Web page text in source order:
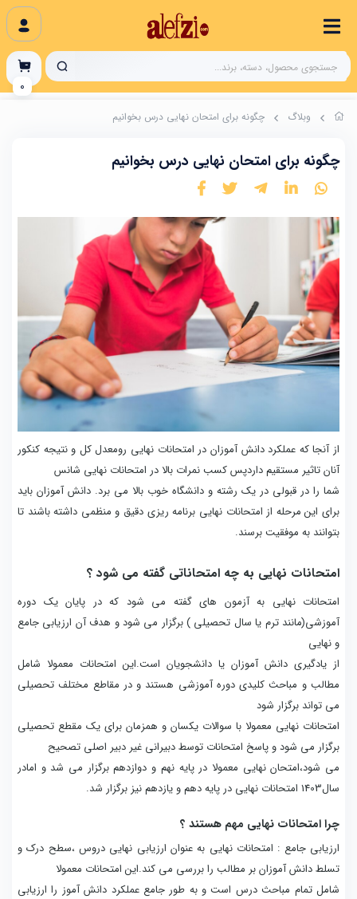
وبلاگ چگونه برای امتحان نهایی درس بخوانیم
چگونه برای امتحان نهایی درس بخوانیم
از آنجا که عملکرد دانش آموزان در امتحانات نهایی رومعدل کل و نتیجه کنکور
آنان تاثیر مستقیم داردپس کسب نمرات بالا در امتحانات نهایی شانس
شما را در قبولی در یک رشته و دانشگاه خوب بالا می برد. دانش آموزان باید
برای این مرحله از امتحانات نهایی برنامه ریزی دقیق و منظمی داشته باشند تا
بتوانند به موفقیت برسند.
امتحانات نهایی به چه امتحاناتی گفته می شود ؟
امتحانات نهایی به آزمون های گفته می شود که در پایان یک دوره
آموزشی(مانند ترم یا سال تحصیلی ) برگزار می شود و هدف آن ارزیابی جامع
و نهایی
از یادگیری دانش آموزان یا دانشجویان است.این امتحانات معمولا شامل
مطالب و مباحث کلیدی دوره آموزشی هستند و در مقاطع مختلف تحصیلی
می تواند برگزار شود
امتحانات نهایی معمولا با سوالات یکسان و همزمان برای یک مقطع تحصیلی
برگزار می شود و پاسخ امتحانات توسط دبیرانی غیر دبیر اصلی تصحیح
می شود،امتحان نهایی معمولا در پایه نهم و دوازدهم برگزار می شد و امادر
سال1403 امتحانات نهایی در پایه دهم و یازدهم نیز برگزار شد.
چرا امتحانات نهایی مهم هستند ؟
ارزیابی جامع : امتحانات نهایی به عنوان ارزیابی نهایی دروس ،سطح درک و
تسلط دانش آموزان بر مطالب را بررسی می کند.این امتحانات معمولا
شامل تمام مباحث درس است و به طور جامع عملکرد دانش آموز را ارزیابی
0